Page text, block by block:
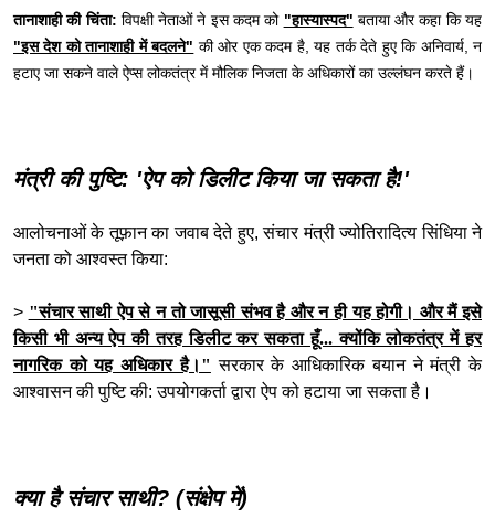
तानाशाही की चिंता: विपक्षी नेताओं ने इस कदम को "हास्यास्पद" बताया और कहा कि यह
"इस देश को तानाशाही में बदलने" की ओर एक कदम है, यह तर्क देते हुए कि अनिवार्य, न
हटाए जा सकने वाले ऐप्स लोकतंत्र में मौलिक निजता के अधिकारों का उल्लंघन करते हैं।
मंत्री की पुष्टि: 'ऐप को डिलीट किया जा सकता है!'
आलोचनाओं के तूफ़ान का जवाब देते हुए, संचार मंत्री ज्योतिरादित्य सिंधिया ने
जनता को आश्वस्त किया:
> "संचार साथी ऐप से न तो जासूसी संभव है और न ही यह होगी। और मैं इसे
किसी भी अन्य ऐप की तरह डिलीट कर सकता हूँ... क्योंकि लोकतंत्र में हर
नागरिक को यह अधिकार है।" सरकार के आधिकारिक बयान ने मंत्री के
आश्वासन की पुष्टि की: उपयोगकर्ता द्वारा ऐप को हटाया जा सकता है।
क्या है संचार साथी? (संक्षेप में)